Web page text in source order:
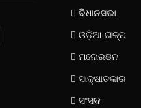
ବିଧାନସଭା
ଓଡ଼ିଆ ଗଳ୍ପ
ମନୋରଞନ
ସାକ୍ଷାତକାର
ସଂସଦ